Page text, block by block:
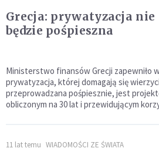
Grecja: prywatyzacja nie
będzie pośpieszna
Ministerstwo finansów Grecji zapewniło
prywatyzacja, której domagają się
przeprowadzana pośpiesznie, jest
obliczonym na 30 lat i przewidującym
11 lat temu WIADOMOŚCI ZE ŚWIATA